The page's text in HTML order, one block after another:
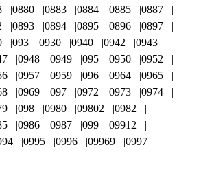
0880 0883 0884 0885
0887
0893 0894 0895 0896
0897
093 0930 0940 0942
0943
0948 0949 095 0950
0952
0957 0959 096 0964
0965
0969 097 0972 0973
0974
098 0980 09802
0982
0986 0987 099
09912
0995 0996 09969 0997